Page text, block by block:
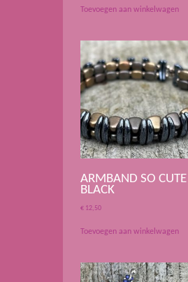
Toevoegen aan winkelwagen
ARMBAND SO CUTE
BLACK
€ 12,50
Toevoegen aan winkelwagen